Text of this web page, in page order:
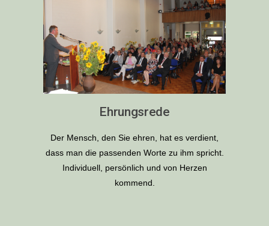
Ehrungsrede
Der Mensch, den Sie ehren, hat es verdient,
dass man die passenden Worte zu ihm spricht.
Individuell, persönlich und von Herzen
kommend.